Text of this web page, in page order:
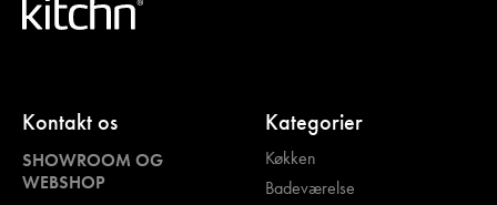
Kontakt os
SHOWROOM OG
WEBSHOP
Kategorier
Køkken
Badeværelse